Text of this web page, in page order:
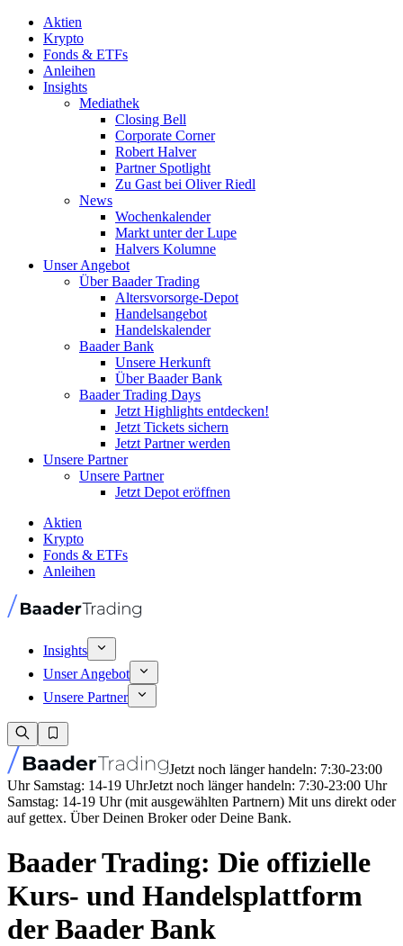
Aktien
Krypto
Fonds & ETFs
Anleihen
Insights
Mediathek
Closing Bell
Corporate Corner
Robert Halver
Partner Spotlight
Zu Gast bei Oliver Riedl
News
Wochenkalender
Markt unter der Lupe
Halvers Kolumne
Unser Angebot
Über Baader Trading
Altersvorsorge-Depot
Handelsangebot
Handelskalender
Baader Bank
Unsere Herkunft
Über Baader Bank
Baader Trading Days
Jetzt Highlights entdecken!
Jetzt Tickets sichern
Jetzt Partner werden
Unsere Partner
Unsere Partner
Jetzt Depot eröffnen
Aktien
Krypto
Fonds & ETFs
Anleihen
Insights
Unser Angebot
Unsere Partner
Jetzt noch länger handeln: 7:30-23:00
Uhr Samstag: 14-19 UhrJetzt noch länger handeln: 7:30-23:00 Uhr
Samstag: 14-19 Uhr (mit ausgewählten Partnern) Mit uns direkt oder
auf gettex. Über Deinen Broker oder Deine Bank.
Baader Trading: Die offizielle
Kurs- und Handelsplattform
der Baader Bank